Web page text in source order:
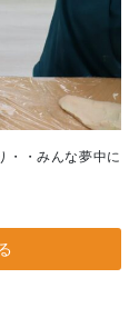
・・みんな夢中に